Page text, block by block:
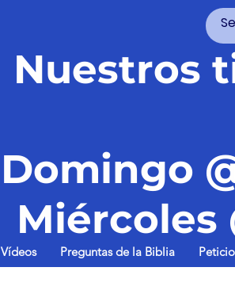
Nuestros
Domingo
Miércoles
Vídeos Preguntas de la Biblia